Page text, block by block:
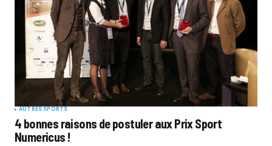
AUTRES SPORTS
4 bonnes raisons de postuler aux Prix Sport
Numericus !